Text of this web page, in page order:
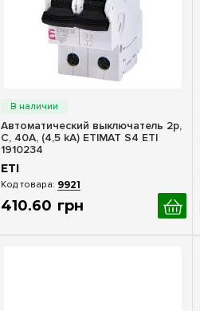
Автоматический выключатель 2p,
C, 40A, (4,5 kA) ETIMAT S4 ETI
1910234
ETI
9921
410.60 грн